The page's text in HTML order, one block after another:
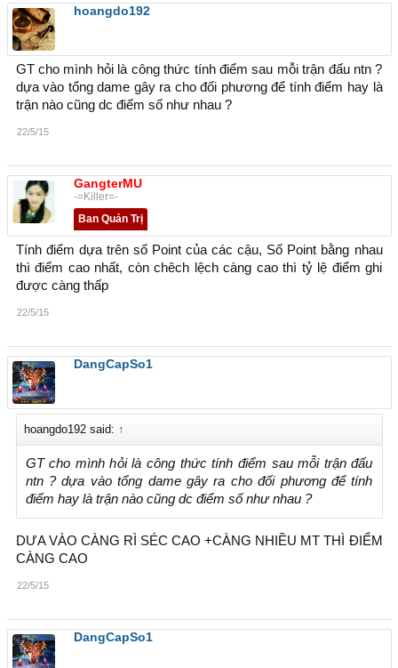
hoangdo192
GT cho mình hỏi là công thức tính điểm sau mỗi trận đấu ntn ?
dựa vào tổng dame gây ra cho đối phương để tính điểm hay là
trận nào cũng dc điểm số như nhau ?
22/5/15
GangterMU
-=Killer=-
Ban Quản Trị
Tính điểm dựa trên số Point của các cậu, Số Point bằng nhau
thì điểm cao nhất, còn chêch lệch càng cao thì tỷ lệ điểm ghi
được càng thấp
22/5/15
DangCapSo1
hoangdo192 said: ↑
GT cho mình hỏi là công thức tính điểm sau mỗi trận đấu
ntn ? dựa vào tổng dame gây ra cho đối phương để tính
điểm hay là trận nào cũng dc điểm số như nhau ?
DƯA VÀO CÀNG RÌ SÉC CAO +CÀNG NHIỀU MT THÌ ĐIỂM
CÀNG CAO
22/5/15
DangCapSo1